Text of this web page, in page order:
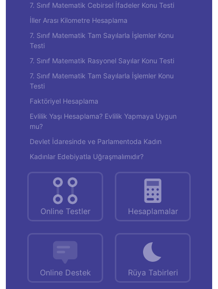
7. Sınıf Matematik Cebirsel İfadeler Konu Testi
İller Arası Kilometre Hesaplama
7. Sınıf Matematik Tam Sayılarla İşlemler Konu
Testi
7. Sınıf Matematik Rasyonel Sayılar Konu Testi
7. Sınıf Matematik Tam Sayılarla İşlemler Konu
Testi
Faktöriyel Hesaplama
Evlilik Yaşı Hesaplama? Evlilik Yapmaya Uygun
mu?
Devlet İdaresinde ve Parlamentoda Kadın
Kadınlar Edebiyatla Uğraşmalımıdır?
Online Testler Hesaplamalar
Online Destek Rüya Tabirleri